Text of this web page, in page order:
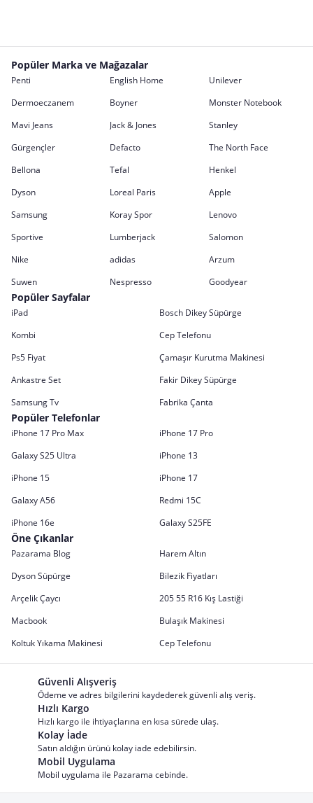
Popüler Marka ve Mağazalar
Penti English Home
Unilever
Dermoeczanem
Boyner
Monster Notebook
Mavi Jeans
Jack & Jones
Stanley
Gürgençler
Defacto
The North Face
Bellona
Tefal
Henkel
Dyson
Loreal Paris
Apple
Samsung
Koray Spor
Lenovo
Sportive
Lumberjack
Salomon
Nike
adidas
Arzum
Suwen
Nespresso Goodyear
Popüler Sayfalar
iPad
Bosch Dikey Süpürge
Kombi
Cep Telefonu
Ps5 Fiyat
Çamaşır Kurutma Makinesi
Ankastre Set
Fakir Dikey Süpürge
Samsung Tv
Fabrika Çanta
Popüler Telefonlar
iPhone 17 Pro Max
iPhone 17 Pro
Galaxy S25 Ultra
iPhone 13
iPhone 15
iPhone 17
Galaxy A56
Redmi 15C
iPhone 16e
Galaxy S25FE
Öne Çıkanlar
Pazarama Blog
Harem Altın
Dyson Süpürge
Bilezik Fiyatları
Arçelik Çaycı
205 55 R16 Kış Lastiği
Macbook
Bulaşık Makinesi
Koltuk Yıkama Makinesi
Cep Telefonu
Güvenli Alışveriş
Ödeme ve adres bilgilerini kaydederek güvenli alış veriş.
Hızlı Kargo
Hızlı kargo ile ihtiyaçlarına en kısa sürede ulaş.
Kolay İade
Satın aldığın ürünü kolay iade edebilirsin.
Mobil Uygulama
Mobil uygulama ile Pazarama cebinde.